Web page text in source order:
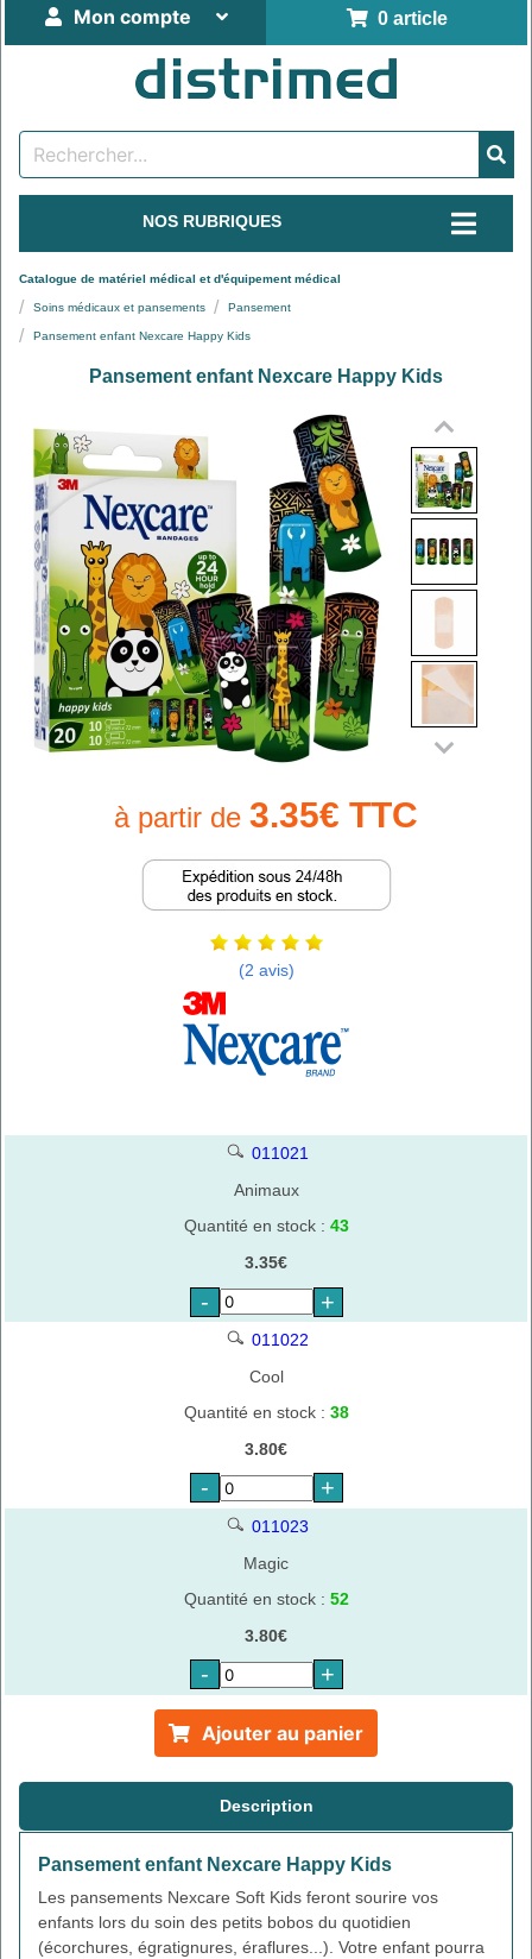
0 article
Mon compte
NOS RUBRIQUES
Catalogue de matériel médical et d'équipement médical
Soins médicaux et pansements Pansement
Pansement enfant Nexcare Happy Kids
Pansement enfant Nexcare Happy Kids
à partir de 3.35€ TTC
(2 avis)
011021
Animaux
Quantité en stock : 43
3.35€
- +
011022
Cool
Quantité en stock : 38
3.80€
- +
011023
Magic
Quantité en stock : 52
3.80€
- +
Ajouter au panier
Description
Pansement enfant Nexcare Happy Kids
Les pansements Nexcare Soft Kids feront sourire vos
enfants lors du soin des petits bobos du quotidien
(écorchures, égratignures, éraflures...). Votre enfant pourra